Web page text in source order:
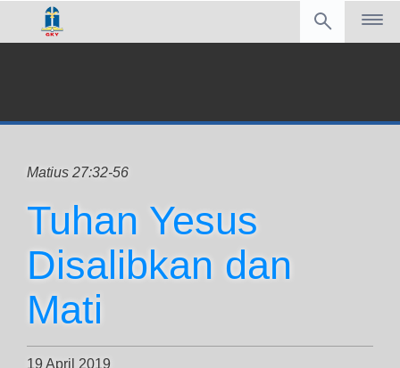
Matius 27:32-56
Tuhan Yesus
Disalibkan dan
Mati
19 April 2019